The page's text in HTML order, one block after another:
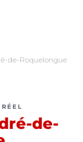
de-Roquelongue
de-